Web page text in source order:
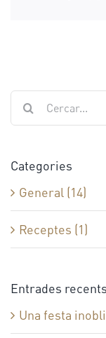
Cerca
…
Categories
General (14)
Receptes (1)
Entrades recents
Una festa